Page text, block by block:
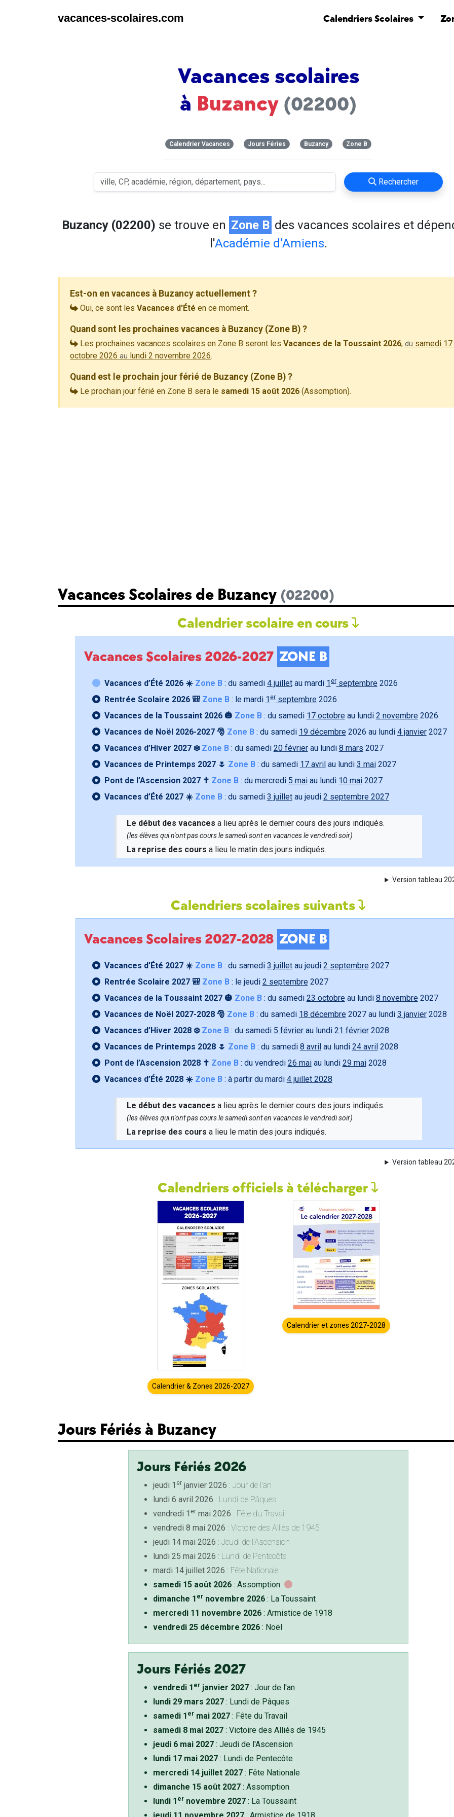
vacances-scolaires.com Calendriers Scolaires
Vacances scolaires
à Buzancy (02200)
Calendrier Vacances Jours Féries Buzancy Zone B
Rechercher
Buzancy (02200) se trouve en Zone B des vacances scolaires et
l'Académie d'Amiens.
Est-on en vacances à Buzancy actuellement ?
Oui, ce sont les Vacances d'Été en ce moment.
Quand sont les prochaines vacances à Buzancy (Zone B) ?
Les prochaines vacances scolaires en Zone B seront les Vacances de la Toussaint 2026, du samedi 17
octobre 2026 au lundi 2 novembre 2026.
Quand est le prochain jour férié de Buzancy (Zone B) ?
Le prochain jour férié en Zone B sera le samedi 15 août 2026 (Assomption).
Vacances Scolaires de Buzancy (02200)
Calendrier scolaire en cours
Vacances Scolaires 2026-2027 ZONE B
Vacances d’Été 2026 ☀️ Zone B: du samedi 4 juilletau mardi 1 erseptembre 2026
Rentrée Scolaire 2026 🎒 Zone B: le mardi 1erseptembre 2026
Vacances de la Toussaint 2026 🎃 Zone B: du samedi 17 octobre au lundi 2 novembre 2026
Vacances de Noël 2026-2027 🎅 Zone B: du samedi 19 décembre 2026 au lundi 4 janvier2027
Vacances d’Hiver 2027 ❄️ Zone B: du samedi 20 févrierau lundi 8 mars 2027
Vacances de Printemps 2027 🌷 Zone B: du samedi 17 avril au lundi 3 mai2027
Pont de l’Ascension 2027 ✝️ Zone B: du mercredi 5 maiau lundi 10 mai2027
Vacances d’Été 2027 ☀️ Zone B: du samedi 3 juilletau jeudi 2 septembre 2027
Le début des vacances a lieu après le dernier cours des jours indiqués.
(les élèves qui n'ont pas cours le samedi sont en vacances le vendredi soir)
La reprise des cours a lieu le matin des jours indiqués.
Version tableau
Calendriers scolaires suivants
Vacances Scolaires 2027-2028 ZONE B
Vacances d’Été 2027 ☀️ Zone B: du samedi 3 juilletau jeudi 2 septembre 2027
Rentrée Scolaire 2027 🎒 Zone B: le jeudi 2 septembre 2027
Vacances de la Toussaint 2027 🎃 Zone B: du samedi 23 octobre au lundi 8 novembre 2027
Vacances de Noël 2027-2028 🎅 Zone B: du samedi 18 décembre 2027 au lundi 3 janvier2028
Vacances d’Hiver 2028 ❄️ Zone B: du samedi 5 févrierau lundi 21 février2028
Vacances de Printemps 2028 🌷 Zone B: du samedi 8 avril au lundi 24 avril 2028
Pont de l’Ascension 2028 ✝️ Zone B: du vendredi 26 maiau lundi 29 mai2028
Vacances d’Été 2028 ☀️ Zone B: à partir du mardi 4 juillet 2028
Le début des vacances a lieu après le dernier cours des jours indiqués.
(les élèves qui n'ont pas cours le samedi sont en vacances le vendredi soir)
La reprise des cours a lieu le matin des jours indiqués.
Version tableau
Calendriers officiels à télécharger
Calendrier & Zones 2026-2027
Calendrier et zones 2027-2028
Jours Fériés à Buzancy
Jours Fériés 2026
jeudi 1 erjanvier 2026 : Jour de l'an
lundi 6 avril 2026 : Lundi de Pâques
vendredi 1 ermai 2026 : Fête du Travail
vendredi 8 mai 2026 : Victoire des Alliés de 1945
jeudi 14 mai 2026 : Jeudi de l'Ascension
lundi 25 mai 2026 : Lundi de Pentecôte
mardi 14 juillet 2026 : Fête Nationale
samedi 15 août 2026: Assomption
dimanche 1 ernovembre 2026: La Toussaint
mercredi 11 novembre 2026: Armistice de 1918
vendredi 25 décembre 2026: Noël
Jours Fériés 2027
vendredi 1 erjanvier 2027: Jour de l'an
lundi 29 mars 2027: Lundi de Pâques
samedi 1 ermai 2027: Fête du Travail
samedi 8 mai 2027: Victoire des Alliés de 1945
jeudi 6 mai 2027: Jeudi de l'Ascension
lundi 17 mai 2027: Lundi de Pentecôte
mercredi 14 juillet 2027: Fête Nationale
dimanche 15 août 2027: Assomption
lundi 1 ernovembre 2027: La Toussaint
jeudi 11 novembre 2027: Armistice de 1918